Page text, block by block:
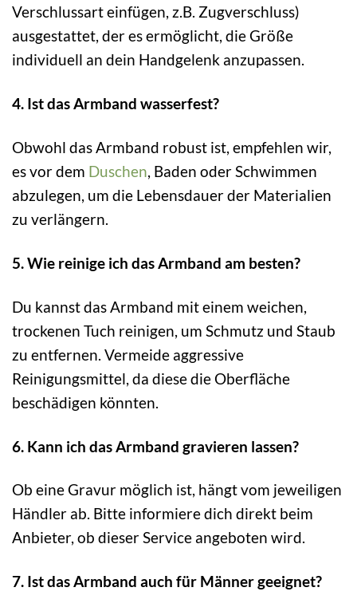
Verschlussart einfügen, z.B. Zugverschluss)
ausgestattet, der es ermöglicht, die Größe
individuell an dein Handgelenk anzupassen.
4. Ist das Armband wasserfest?
Obwohl das Armband robust ist, empfehlen wir,
es vor dem Duschen, Baden oder Schwimmen
abzulegen, um die Lebensdauer der Materialien
zu verlängern.
5. Wie reinige ich das Armband am besten?
Du kannst das Armband mit einem weichen,
trockenen Tuch reinigen, um Schmutz und Staub
zu entfernen. Vermeide aggressive
Reinigungsmittel, da diese die Oberfläche
beschädigen könnten.
6. Kann ich das Armband gravieren lassen?
Ob eine Gravur möglich ist, hängt vom jeweiligen
Händler ab. Bitte informiere dich direkt beim
Anbieter, ob dieser Service angeboten wird.
7. Ist das Armband auch für Männer geeignet?